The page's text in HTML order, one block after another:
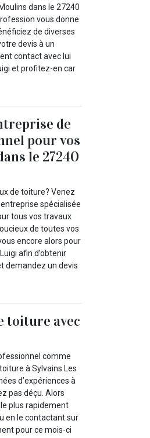
dans le 27240
vous donne
de diverses
devis à un
contact avec lui
et profitez-en car
de
pour vos
le 27240
de toiture? Venez
spécialisée
tous vos travaux
de toutes vos
encore alors pour
afin d’obtenir
demandez un devis
toiture avec
comme
à Sylvains Les
d’expériences à
pas déçu. Alors
plus rapidement
en le contactant sur
pour ce mois-ci